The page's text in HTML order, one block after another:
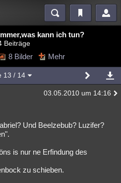
Blogs Videos
Mystery Kriminalfälle
kann ich tun?
Beiträge
8 Bilder Mehr
13 / 14
03.05.2010 um 14:16
Und Beelzebub? Luzifer?
is nur ne Erfindung des
zu schieben.